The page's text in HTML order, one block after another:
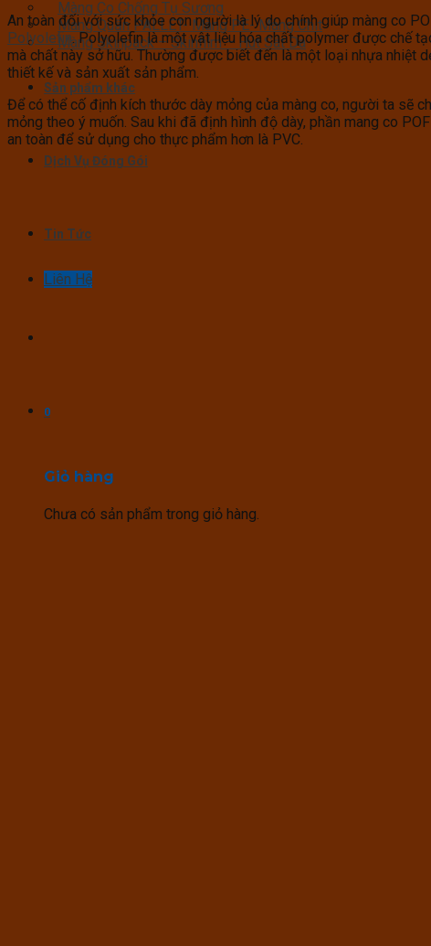
Màng Co Chống Tụ Sương
Màng Quấn PALLET- Màng PE- Màng Chit
Màng Skinpack – Skinfilm – Hút Sát Da
Sản phẩm khác
Dịch Vụ Đóng Gói
Tin Tức
Liên Hệ
0
Giỏ hàng
Chưa có sản phẩm trong giỏ hàng.
An toàn đối với sức khỏe con người là lý do chính giúp màng co
Polyolefin. Polyolefin là một vật liệu hóa chất polymer được chế
mà chất này sở hữu. Thường được biết đến là một loại nhựa nhiệt
thiết kế và sản xuất sản phẩm.
Để có thể cố định kích thước dày mỏng của màng co, người ta sẽ
mỏng theo ý muốn. Sau khi đã định hình độ dày, phần mang co
an toàn để sử dụng cho thực phẩm hơn là PVC.